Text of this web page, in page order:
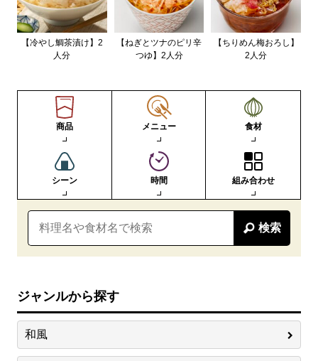
【冷やし鯛茶漬け】2
人分
【ねぎとツナのピリ辛
つゆ】2人分
【ちりめん梅おろし】
2人分
商品 メニュー 食材
シーン 時間 組み合わせ
検索
ジャンルから探す
和風